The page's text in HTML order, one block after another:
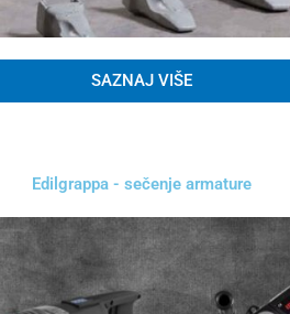
SAZNAJ VIŠE
Edilgrappa - sečenje armature